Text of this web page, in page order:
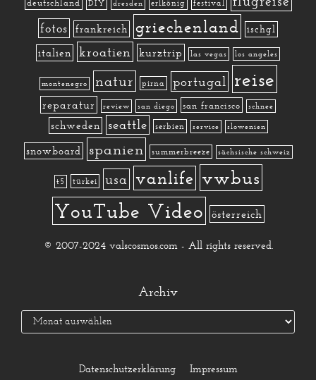
DIY dresden erlkönig festival
fotos frankreich griechenland ischgl
italien kroatien kurztrip las vegas los angeles
montenegro natur pirna portugal reise
reparatur review san diego san francisco schnee
schweden seattle serbien service slowenien
snowboard spanien summerbreeze sächsische schweiz
t5 türkei usa vanlife vwbus
YouTube Video österreich
© 2007-2024 valscosmos.com - All rights reserved.
Archiv
Datenschutzerklärung Impressum